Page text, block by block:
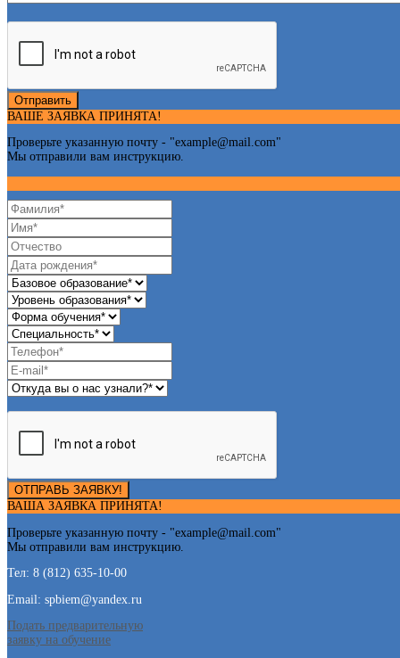
Отправить
ВАШЕ ЗАЯВКА ПРИНЯТА!
Проверьте указанную почту - "example@mail.com"
Мы отправили вам инструкцию.
ОТПРАВЬ ЗАЯВКУ!
ВАША ЗАЯВКА ПРИНЯТА!
Проверьте указанную почту - "example@mail.com"
Мы отправили вам инструкцию.
Тел: 8 (812) 635-10-00
Email: spbiem@yandex.ru
Подать предварительную
заявку на обучение